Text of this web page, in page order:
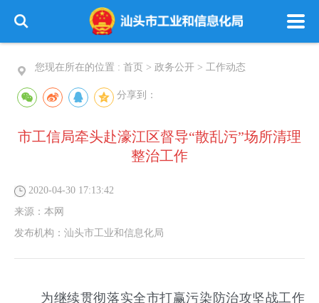
您现在所在的位置 : 首页 > 政务公开 > 工作动态
分享到：
市工信局牵头赴濠江区督导“散乱污”场所清理
整治工作
2020-04-30 17:13:42
来源： 本网
发布机构： 汕头市工业和信息化局
为继续贯彻落实全市打赢污染防治攻坚战工作